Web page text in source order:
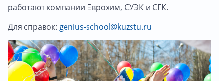
работают компании Еврохим, СУЭК и СГК.
Для справок: genius-school@kuzstu.ru